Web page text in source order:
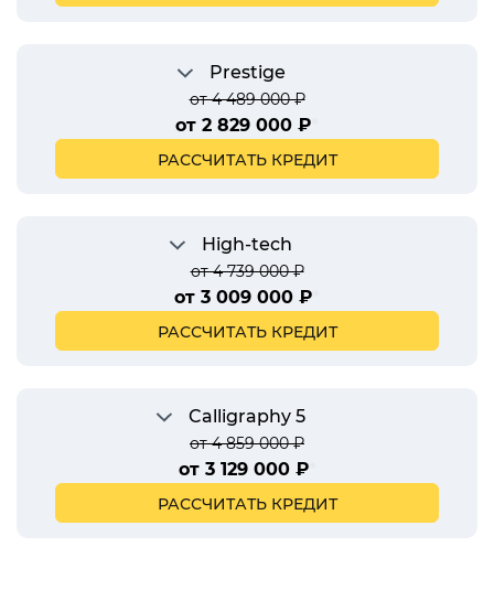
Prestige
от 4 489 000 ₽
от 2 829 000 ₽
РАССЧИТАТЬ КРЕДИТ
High-tech
от 4 739 000 ₽
от 3 009 000 ₽
РАССЧИТАТЬ КРЕДИТ
Calligraphy 5
от 4 859 000 ₽
от 3 129 000 ₽*
РАССЧИТАТЬ КРЕДИТ